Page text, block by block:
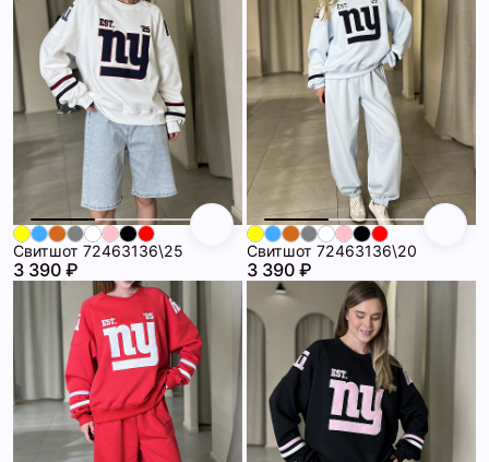
Свитшот 72463136\25
3 390 ₽
Свитшот 72463136\20
3 390 ₽